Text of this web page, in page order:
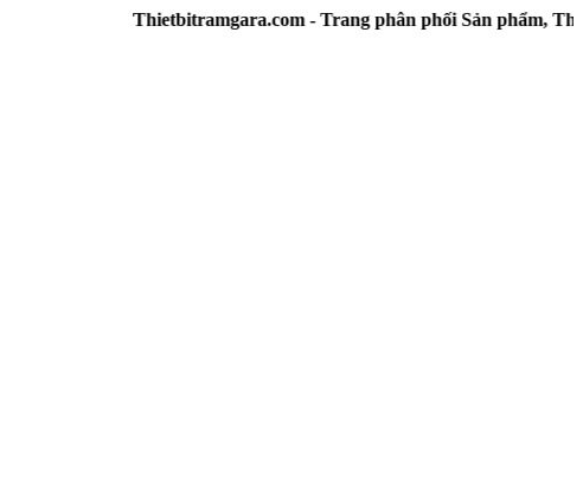
Thietbitramgara.com - Trang phân phối Sản phẩm, Thiết bị